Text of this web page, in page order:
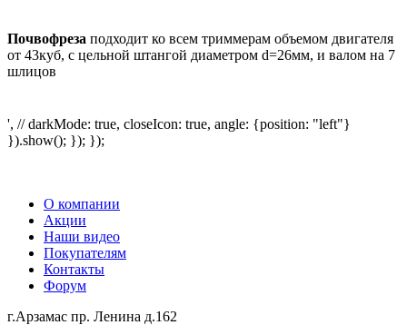
Почвофреза подходит ко всем триммерам объемом двигателя
от 43куб, с цельной штангой диаметром d=26мм, и валом на 7
шлицов
', // darkMode: true, closeIcon: true, angle: {position: "left"}
}).show(); }); });
О компании
Акции
Наши видео
Покупателям
Контакты
Форум
г.Арзамас пр. Ленина д.162